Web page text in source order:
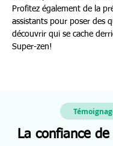
Profitez également de la
assistants pour poser des
découvrir qui se cache
Super-zen!
La confiance